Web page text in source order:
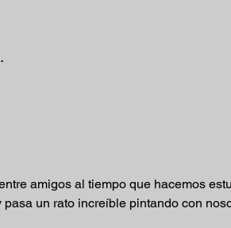
amigos al tiempo que hacemos
un rato increíble pintando con